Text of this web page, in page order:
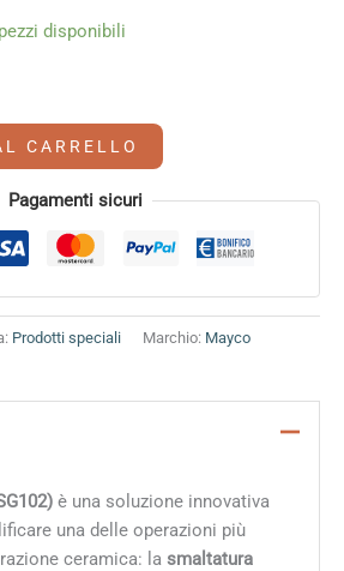
disponibili
CARRELLO
Pagamenti sicuri
Prodotti speciali Marchio: Mayco
è una soluzione innovativa
una delle operazioni più
ceramica: la smaltatura